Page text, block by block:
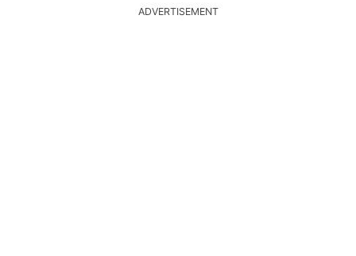
ADVERTISEMENT